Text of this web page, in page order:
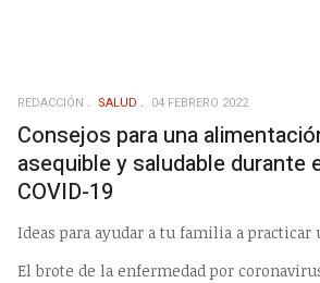
REDACCIÓN SALUD 04 FEBRERO 2022
Consejos para una
asequible y saludable durante
COVID-19
Ideas para ayudar a tu familia a
El brote de la enfermedad por